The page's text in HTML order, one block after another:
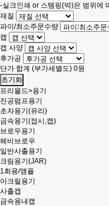
-실크인쇄 or 스템핑(박)은 범위에
재질
파이/최소주문수량
캡
캡 사양
후가공
단가 합계 (부가세별도) 0원
초기화
프리몰드>용기
진공펌프용기
초자용기(유리)
금속용기(접시,캡)
브로우용기
헤비브로우
일반사출용기
크림용기(JAR)
1회용/앰플
아크릴용기
사출캡
금속용내캡